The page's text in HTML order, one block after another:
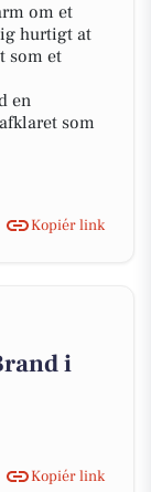
om et
hurtigt at
som et
en
som
Kopiér link
i
Kopiér link